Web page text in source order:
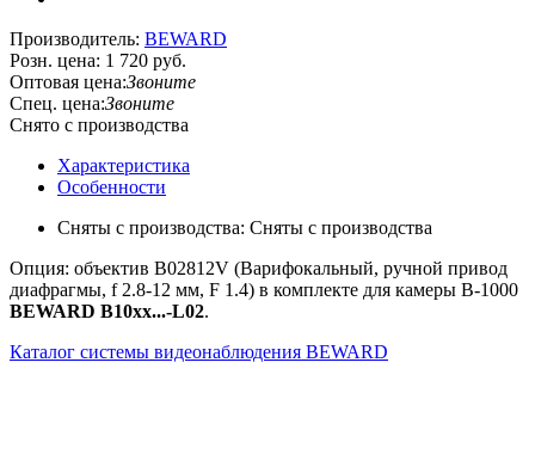
Производитель: BEWARD
Розн. цена: 1 720 руб.
Оптовая цена:Звоните
Спец. цена:Звоните
Снято с производства
Характеристика
Особенности
Сняты с производства: Сняты с производства
Опция: объектив B02812V (Варифокальный, ручной привод
диафрагмы, f 2.8-12 мм, F 1.4) в комплекте для камеры B-1000
BEWARD B10xx...-L02.
Каталог системы видеонаблюдения BEWARD